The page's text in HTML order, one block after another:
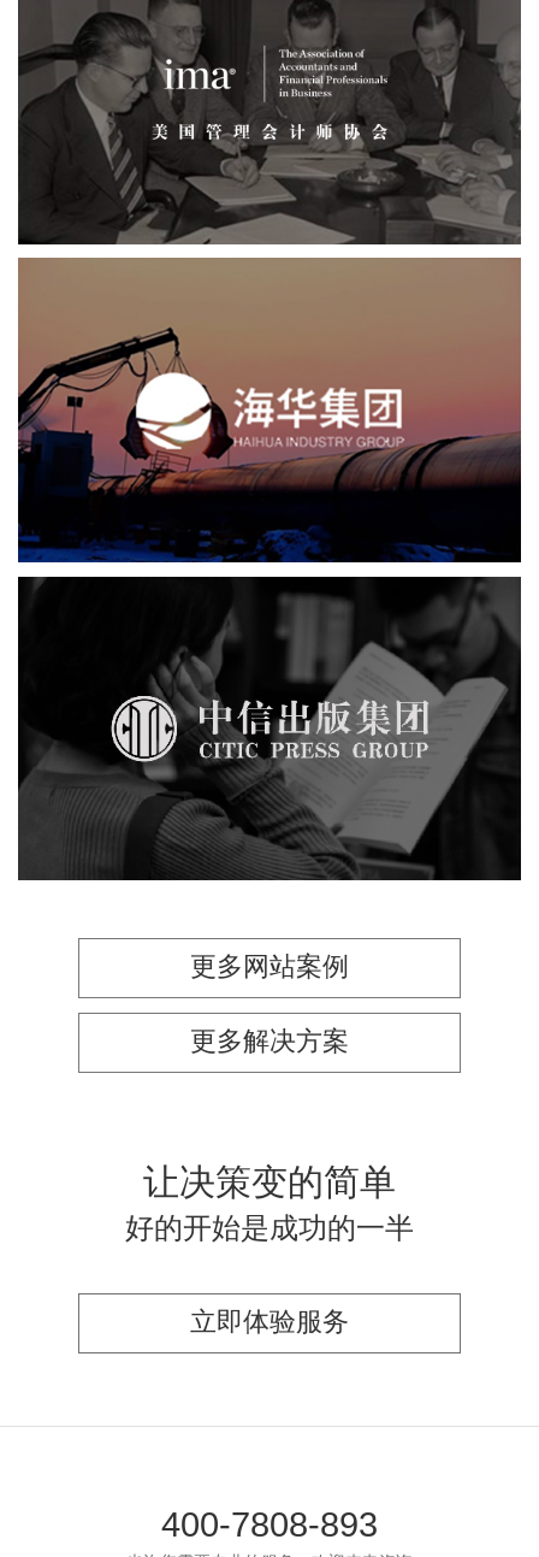
美国管理会计师协会
品牌官网 网页设计 网站建设 机构组织
石油化工 网页设计 网站建设
中信出版集团
品牌官网 网站建设 网页设计
集团官网
文化艺术
更多网站案例
更多解决方案
让决策变的简单
好的开始是成功的一半
立即体验服务
400-7808-893